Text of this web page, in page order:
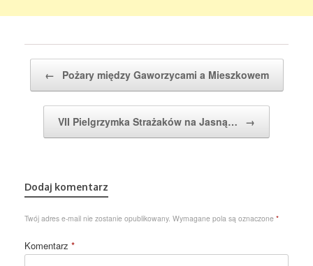
← Pożary między Gaworzycami a Mieszkowem
VII Pielgrzymka Strażaków na Jasną… →
Dodaj komentarz
Twój adres e-mail nie zostanie opublikowany. Wymagane pola są oznaczone *
Komentarz *